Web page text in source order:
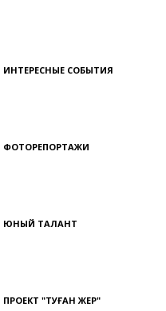
ИНТЕРЕСНЫЕ СОБЫТИЯ
ФОТОРЕПОРТАЖИ
ЮНЫЙ ТАЛАНТ
ПРОЕКТ "ТУҒАН ЖЕР"